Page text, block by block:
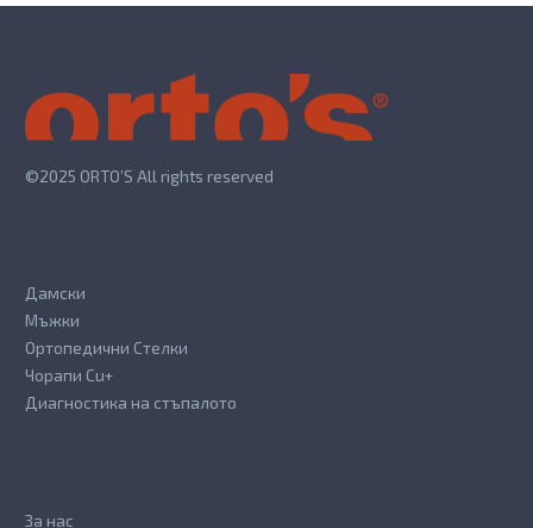
chosen
©2025 ORTO’S All rights reserved
Дамски
Мъжки
Ортопедични Стелки
Чорапи Cu+
Диагностика на стъпалото
За нас